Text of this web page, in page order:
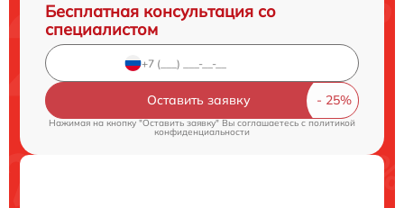
Бесплатная консультация со
специалистом
Оставить заявку
Нажимая на кнопку "Оставить заявку" Вы соглашаетесь cполитикой
конфиденциальности